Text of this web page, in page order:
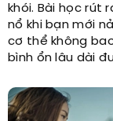
khói. Bài học rút
nổ khi bạn mới
cơ thể không
bình ổn lâu dài